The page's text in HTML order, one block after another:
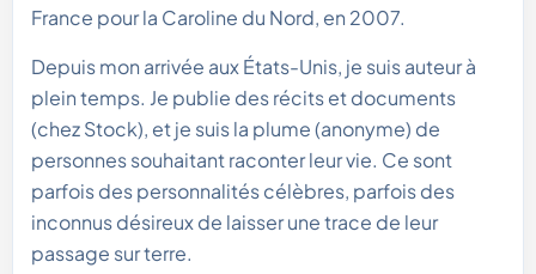
France pour la Caroline du Nord, en 2007.
Depuis mon arrivée aux États-Unis, je suis auteur à
plein temps. Je publie des récits et documents
(chez Stock), et je suis la plume (anonyme) de
personnes souhaitant raconter leur vie. Ce sont
parfois des personnalités célèbres, parfois des
inconnus désireux de laisser une trace de leur
passage sur terre.